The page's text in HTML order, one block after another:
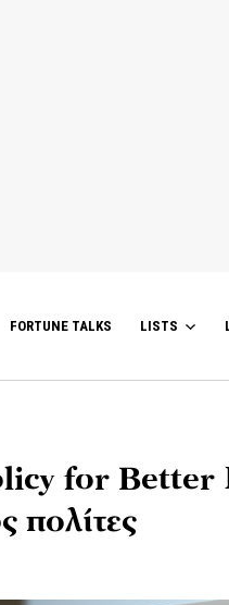
FORTUNE TALKS LISTS
for Better
πολίτες